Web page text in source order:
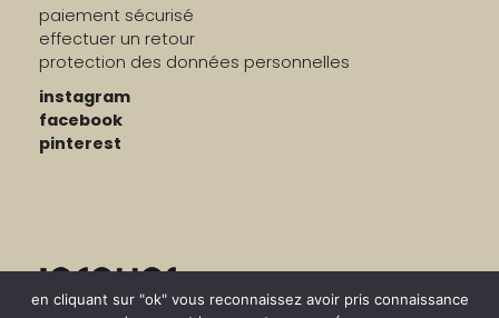
paiement sécurisé
effectuer un retour
protection des données personnelles
instagram
facebook
pinterest
en cliquant sur "ok" vous reconnaissez avoir pris connaissance